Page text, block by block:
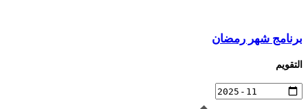
برنامج شهر رمضان
التقويم